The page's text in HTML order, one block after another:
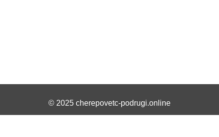
© 2025 cherepovetc-podrugi.online